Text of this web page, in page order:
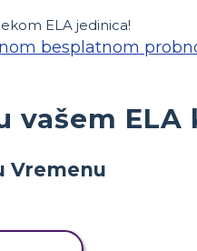
ELA jedinica!
besplatnom
vašem